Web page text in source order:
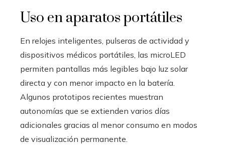
Uso en aparatos portátiles
En relojes inteligentes, pulseras de actividad y
dispositivos médicos portátiles, las microLED
permiten pantallas más legibles bajo luz solar
directa y con menor impacto en la batería.
Algunos prototipos recientes muestran
autonomías que se extienden varios días
adicionales gracias al menor consumo en modos
de visualización permanente.